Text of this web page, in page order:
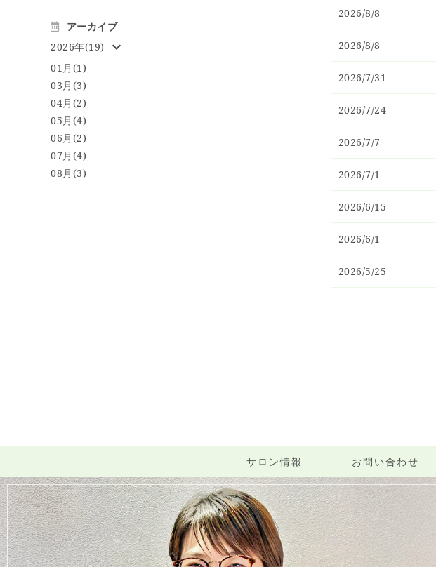
2026/8/8
2026/8/8
2026/7/31
2026/7/24
2026/7/7
2026/7/1
2026/6/15
2026/6/1
2026/5/25
アーカイブ
2026年(19)
01月(1)
03月(3)
04月(2)
05月(4)
06月(2)
07月(4)
08月(3)
サロン情報 お問い合わせ